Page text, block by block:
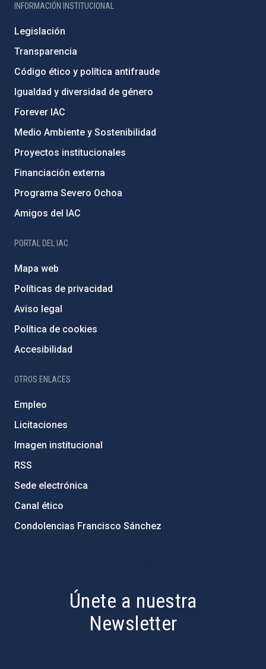
INFORMACIÓN INSTITUCIONAL
Legislación
Transparencia
Código ético y política antifraude
Igualdad y diversidad de género
Forever IAC
Medio Ambiente y Sostenibilidad
Proyectos institucionales
Financiación externa
Programa Severo Ochoa
Amigos del IAC
PORTAL DEL IAC
Mapa web
Políticas de privacidad
Aviso legal
Política de cookies
Accesibilidad
OTROS ENLACES
Empleo
Licitaciones
Imagen institucional
RSS
Sede electrónica
Canal ético
Condolencias Francisco Sánchez
Únete a nuestra
Newsletter